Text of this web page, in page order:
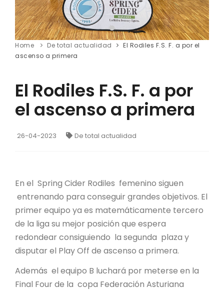
Home De total actualidad
El Rodiles F.S. F. a por el
ascenso a primera
El Rodiles F.S. F. a por
el ascenso a primera
26-04-2023 De total actualidad
En el Spring Cider Rodiles femenino siguen
entrenando para conseguir grandes objetivos. El
primer equipo ya es matemáticamente tercero
de la liga su mejor posición que espera
redondear consiguiendo la segunda plaza y
disputar el Play Off de ascenso a primera.
Además el equipo B luchará por meterse en la
Final Four de la copa Federación Asturiana